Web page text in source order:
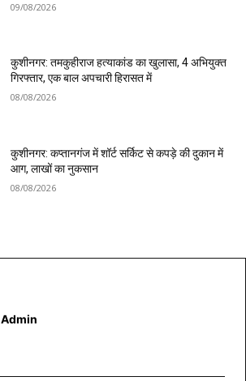
09/08/2026
कुशीनगर: तमकुहीराज हत्याकांड का खुलासा, 4 अभियुक्त
गिरफ्तार, एक बाल अपचारी हिरासत में
08/08/2026
कुशीनगर: कप्तानगंज में शॉर्ट सर्किट से कपड़े की दुकान में
आग, लाखों का नुकसान
08/08/2026
Admin